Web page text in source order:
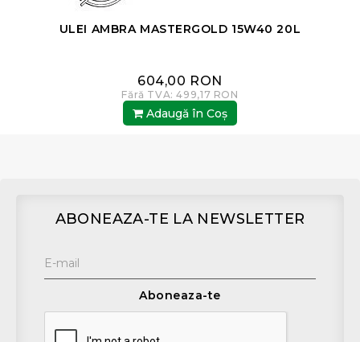
ULEI AMBRA MASTERGOLD 15W40 20L
604,00 RON
Fără TVA: 499,17 RON
Adaugă în Coş
ABONEAZA-TE LA NEWSLETTER
Aboneaza-te